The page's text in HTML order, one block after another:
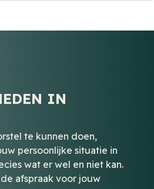
IN
te kunnen doen,
persoonlijke situatie in
wat er wel en niet kan.
afspraak voor jouw